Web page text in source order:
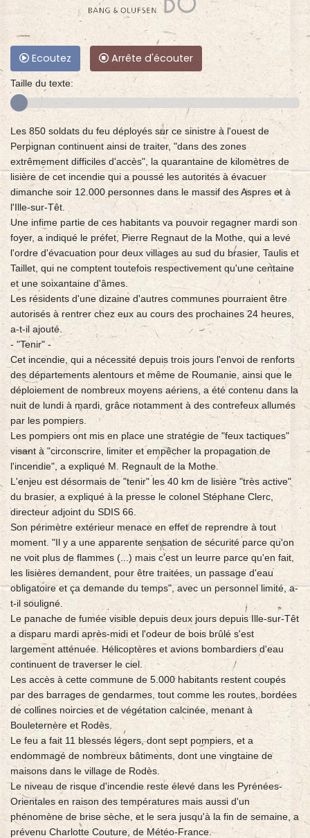
Ecoutez Arrête d'écouter
Taille du texte:
Les 850 soldats du feu déployés sur ce sinistre à l'ouest de
Perpignan continuent ainsi de traiter, "dans des zones
extrêmement difficiles d'accès", la quarantaine de kilomètres de
lisière de cet incendie qui a poussé les autorités à évacuer
dimanche soir 12.000 personnes dans le massif des Aspres et à
l'Ille-sur-Têt.
Une infime partie de ces habitants va pouvoir regagner mardi son
foyer, a indiqué le préfet, Pierre Regnaut de la Mothe, qui a levé
l'ordre d'évacuation pour deux villages au sud du brasier, Taulis et
Taillet, qui ne comptent toutefois respectivement qu'une centaine
et une soixantaine d'âmes.
Les résidents d'une dizaine d'autres communes pourraient être
autorisés à rentrer chez eux au cours des prochaines 24 heures,
a-t-il ajouté.
- "Tenir" -
Cet incendie, qui a nécessité depuis trois jours l'envoi de renforts
des départements alentours et même de Roumanie, ainsi que le
déploiement de nombreux moyens aériens, a été contenu dans la
nuit de lundi à mardi, grâce notamment à des contrefeux allumés
par les pompiers.
Les pompiers ont mis en place une stratégie de "feux tactiques"
visant à "circonscrire, limiter et empêcher la propagation de
l'incendie", a expliqué M. Regnault de la Mothe.
L'enjeu est désormais de "tenir" les 40 km de lisière "très active"
du brasier, a expliqué à la presse le colonel Stéphane Clerc,
directeur adjoint du SDIS 66.
Son périmètre extérieur menace en effet de reprendre à tout
moment. "Il y a une apparente sensation de sécurité parce qu'on
ne voit plus de flammes (...) mais c'est un leurre parce qu'en fait,
les lisières demandent, pour être traitées, un passage d'eau
obligatoire et ça demande du temps", avec un personnel limité, a-
t-il souligné.
Le panache de fumée visible depuis deux jours depuis Ille-sur-Têt
a disparu mardi après-midi et l'odeur de bois brûlé s'est
largement atténuée. Hélicoptères et avions bombardiers d'eau
continuent de traverser le ciel.
Les accès à cette commune de 5.000 habitants restent coupés
par des barrages de gendarmes, tout comme les routes, bordées
de collines noircies et de végétation calcinée, menant à
Bouleternère et Rodès.
Le feu a fait 11 blessés légers, dont sept pompiers, et a
endommagé de nombreux bâtiments, dont une vingtaine de
maisons dans le village de Rodès.
Le niveau de risque d'incendie reste élevé dans les Pyrénées-
Orientales en raison des températures mais aussi d'un
phénomène de brise sèche, et le sera jusqu'à la fin de semaine, a
prévenu Charlotte Couture, de Météo-France.